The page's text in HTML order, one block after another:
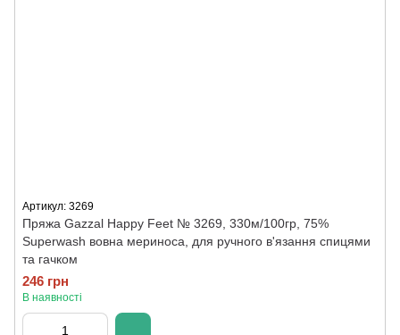
Артикул: 3269
Пряжа Gazzal Happy Feet № 3269, 330м/100гр, 75%
Superwash вовна мериноса, для ручного в'язання спицями
та гачком
246 грн
В наявності